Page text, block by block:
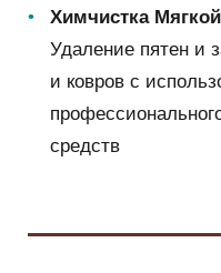
Химчистка
Удаление пятен и
и ковров с
средств